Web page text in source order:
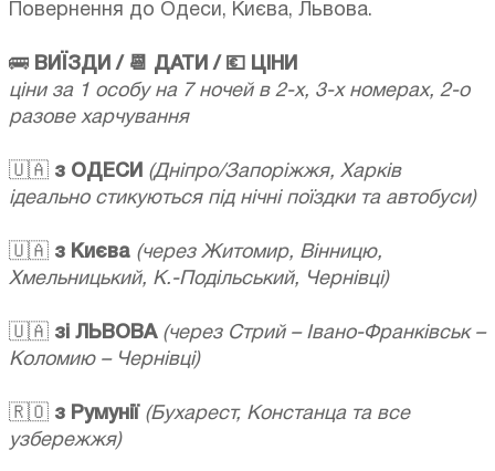
Повернення до Одеси, Києва, Львова.
🚌 ВИЇЗДИ / 📆 ДАТИ / 💶 ЦІНИ
ціни за 1 особу на 7 ночей в 2-х, 3-х номерах, 2-о
разове харчування
🇺🇦 з ОДЕСИ (Дніпро/Запоріжжя, Харків
ідеально стикуються під нічні поїздки та автобуси)
🇺🇦 з Києва (через Житомир, Вінницю,
Хмельницький, К.-Подільський, Чернівці)
🇺🇦 зі ЛЬВОВА (через Стрий – Івано-Франківськ –
Коломию – Чернівці)
🇷🇴 з Румунії (Бухарест, Констанца та все
узбережжя)